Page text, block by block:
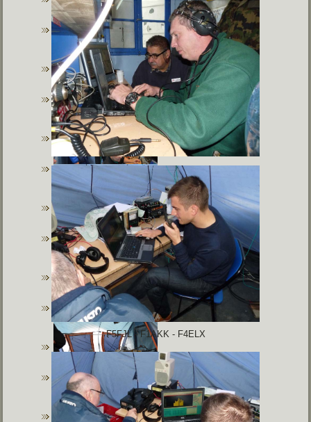
F5FJL - F1AKK - F4ELX